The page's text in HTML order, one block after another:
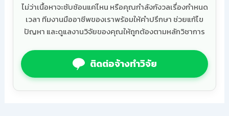
ไม่ว่าเนื้อหาจะซับซ้อนแค่ไหน หรือคุณกำลังกังวลเรื่องกำหนด
เวลา ทีมงานมืออาชีพของเราพร้อมให้คำปรึกษา ช่วยแก้ไข
ปัญหา และดูแลงานวิจัยของคุณให้ถูกต้องตามหลักวิชาการ
ติดต่อจ้างทำวิจัย